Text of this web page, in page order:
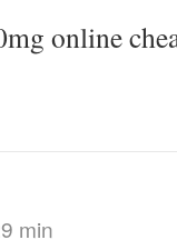
online
min